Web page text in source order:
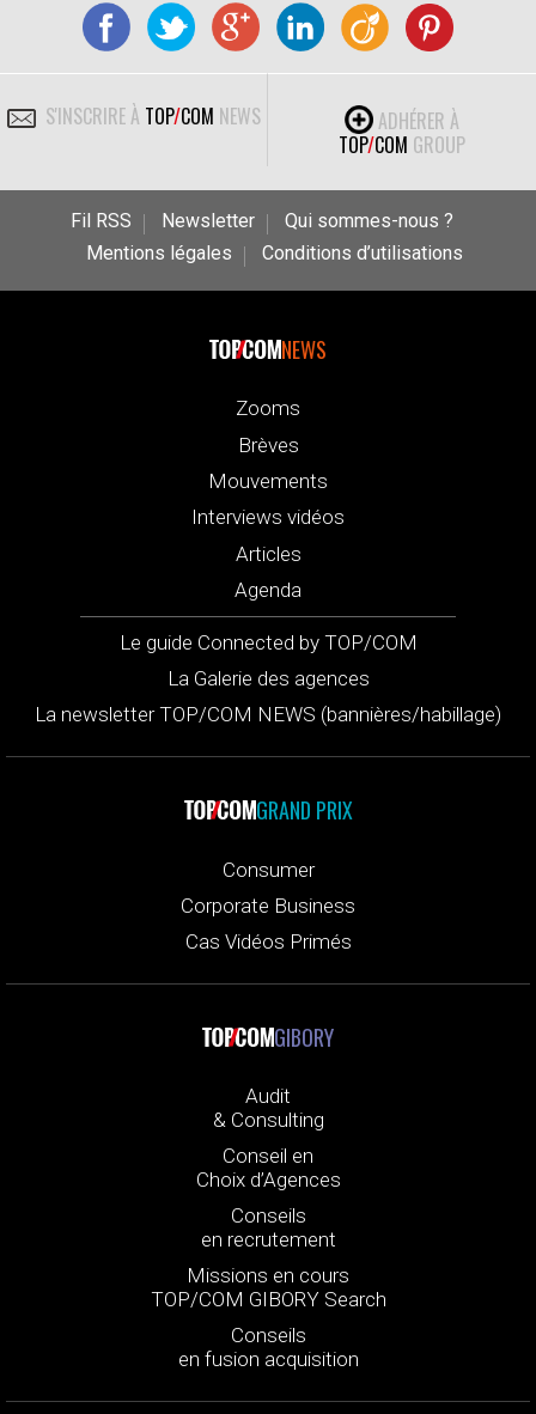
S'INSCRIRE À TOP/COM NEWS
ADHÉRER À
TOP/COM GROUP
Fil RSS Newsletter
Qui sommes-nous ?
Mentions légales
Conditions d’utilisations
NEWS
Zooms
Brèves
Mouvements
Interviews vidéos
Articles
Agenda
Le guide Connected by TOP/COM
La Galerie des agences
La newsletter TOP/COM NEWS (bannières/habillage)
GRAND PRIX
Consumer
Corporate Business
Cas Vidéos Primés
GIBORY
Audit
& Consulting
Conseil en
Choix d’Agences
Conseils
en recrutement
Missions en cours
TOP/COM GIBORY Search
Conseils
en fusion acquisition